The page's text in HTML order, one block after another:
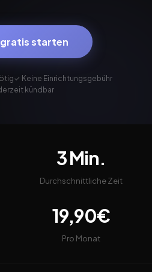
gratis starten
✓ Keine Einrichtungsgebühr
kündbar
3 Min.
Durchschnittliche Zeit
19,90€
Pro Monat